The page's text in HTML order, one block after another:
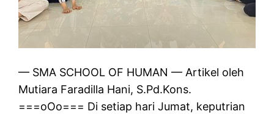
— SMA SCHOOL OF HUMAN — Artikel oleh
Mutiara Faradilla Hani, S.Pd.Kons.
===oOo=== Di setiap hari Jumat, keputrian